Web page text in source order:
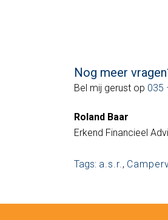
Nog meer
Bel mij gerust op 035
Roland Baar
Erkend Financieel
Tags: a.s.r.,